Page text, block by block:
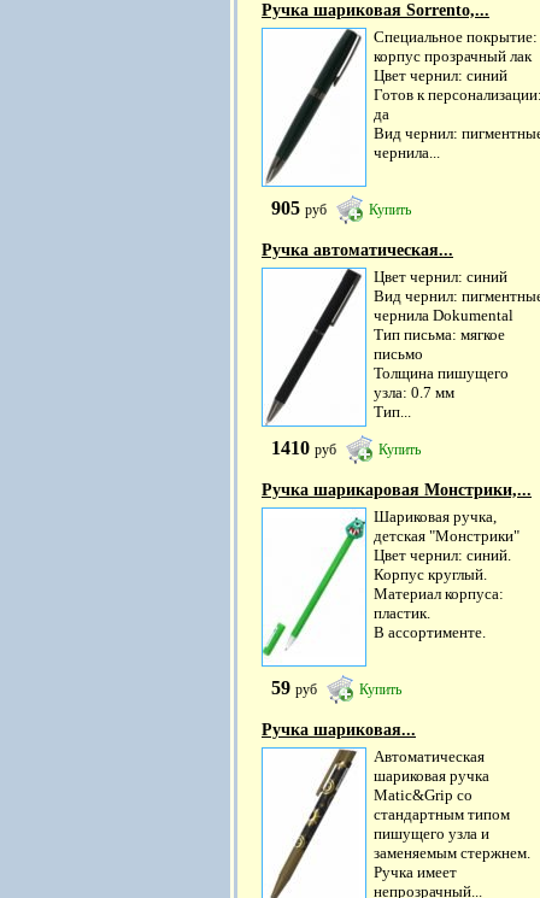
Ручка шариковая Sorrento,...
Специальное покрытие:
корпус прозрачный лак
Цвет чернил: синий
Готов к
да
Вид чернил:
чернила...
905 руб Купить
Ручка автоматическая...
Цвет чернил: синий
Вид чернил:
чернила Dokumental
Тип письма: мягкое
письмо
Толщина пишущего
узла: 0.7 мм
Тип...
1410 руб Купить
Ручка шарикаровая Монстрики,...
Шариковая ручка,
детская "Монстрики"
Цвет чернил: синий.
Корпус круглый.
Материал корпуса:
пластик.
В ассортименте.
59 руб Купить
Ручка шариковая...
Автоматическая
шариковая ручка
Matic&Grip со
стандартным типом
пишущего узла и
заменяемым стержнем.
Ручка имеет
непрозрачный...